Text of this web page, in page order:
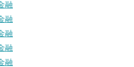
融
融
融
融
融